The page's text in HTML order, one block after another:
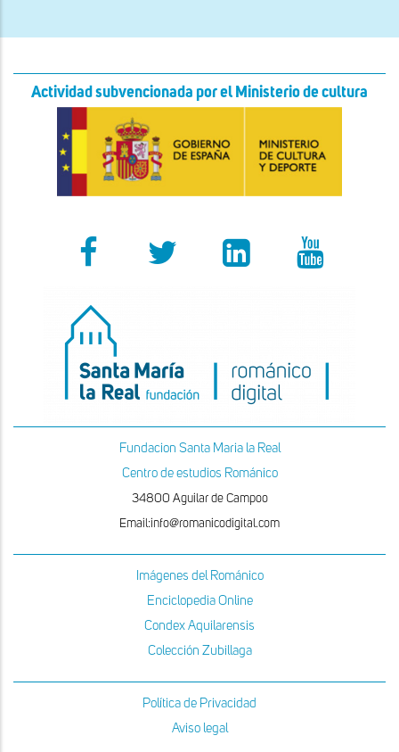
Actividad subvencionada por el Ministerio de cultura
Fundacion Santa Maria la Real
Centro de estudios Románico
34800 Aguilar de Campoo
Email:info@romanicodigital.com
Imágenes del Románico
Enciclopedia Online
Condex Aquilarensis
Colección Zubillaga
Política de Privacidad
Aviso legal